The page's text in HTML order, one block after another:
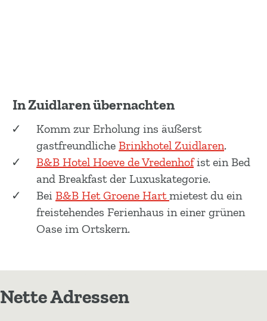
In Zuidlaren übernachten
Komm zur Erholung ins äußerst
gastfreundliche Brinkhotel Zuidlaren.
B&B Hotel Hoeve de Vredenhofist ein Bed
and Breakfast der Luxuskategorie.
Bei B&B Het Groene Hartmietest du ein
freistehendes Ferienhaus in einer grünen
Oase im Ortskern.
Nette Adressen